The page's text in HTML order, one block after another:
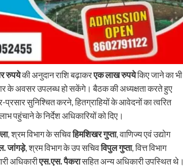
रुपयेकी अनुदान राशि बढ़ाकरएक लाख रुपयेकिए जाने का भी
के अवसर उपलब्ध हो सकेंगे। बैठक की अध्यक्षता करते हुए
सुनिश्चित करने, हितग्राहियों के आवेदनों का त्वरित
पहुंचाने के निर्देश अधिकारियों को दिए।
, श्रम विभाग के सचिवहिमशिखर गुप्ता, वाणिज्य एवं उद्योग
जांगड़े, श्रम विभाग के उप सचिवविपुल गुप्ता, वित्त विभाग
अधिकारीएस.एस. पैकरासहित अन्य अधिकारी उपस्थित थे।